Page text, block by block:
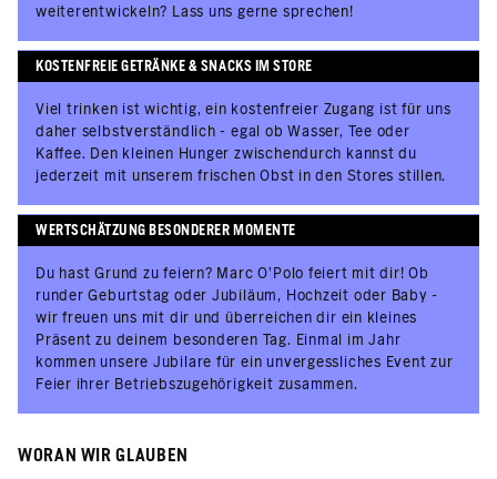
weiterentwickeln? Lass uns gerne sprechen!
KOSTENFREIE GETRÄNKE & SNACKS IM STORE
Viel trinken ist wichtig, ein kostenfreier Zugang ist für uns
daher selbstverständlich - egal ob Wasser, Tee oder
Kaffee. Den kleinen Hunger zwischendurch kannst du
jederzeit mit unserem frischen Obst in den Stores stillen.
WERTSCHÄTZUNG BESONDERER MOMENTE
Du hast Grund zu feiern? Marc O’Polo feiert mit dir! Ob
runder Geburtstag oder Jubiläum, Hochzeit oder Baby -
wir freuen uns mit dir und überreichen dir ein kleines
Präsent zu deinem besonderen Tag. Einmal im Jahr
kommen unsere Jubilare für ein unvergessliches Event zur
Feier ihrer Betriebszugehörigkeit zusammen.
WORAN WIR GLAUBEN